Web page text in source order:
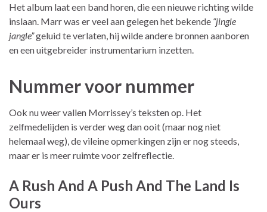
Het album laat een band horen, die een nieuwe richting wilde
inslaan. Marr was er veel aan gelegen het bekende “jingle
jangle”geluid te verlaten, hij wilde andere bronnen aanboren
en een uitgebreider instrumentarium inzetten.
Nummer voor nummer
Ook nu weer vallen Morrissey’s teksten op. Het
zelfmedelijden is verder weg dan ooit (maar nog niet
helemaal weg), de vileine opmerkingen zijn er nog steeds,
maar er is meer ruimte voor zelfreflectie.
A Rush And A Push And The Land Is
Ours